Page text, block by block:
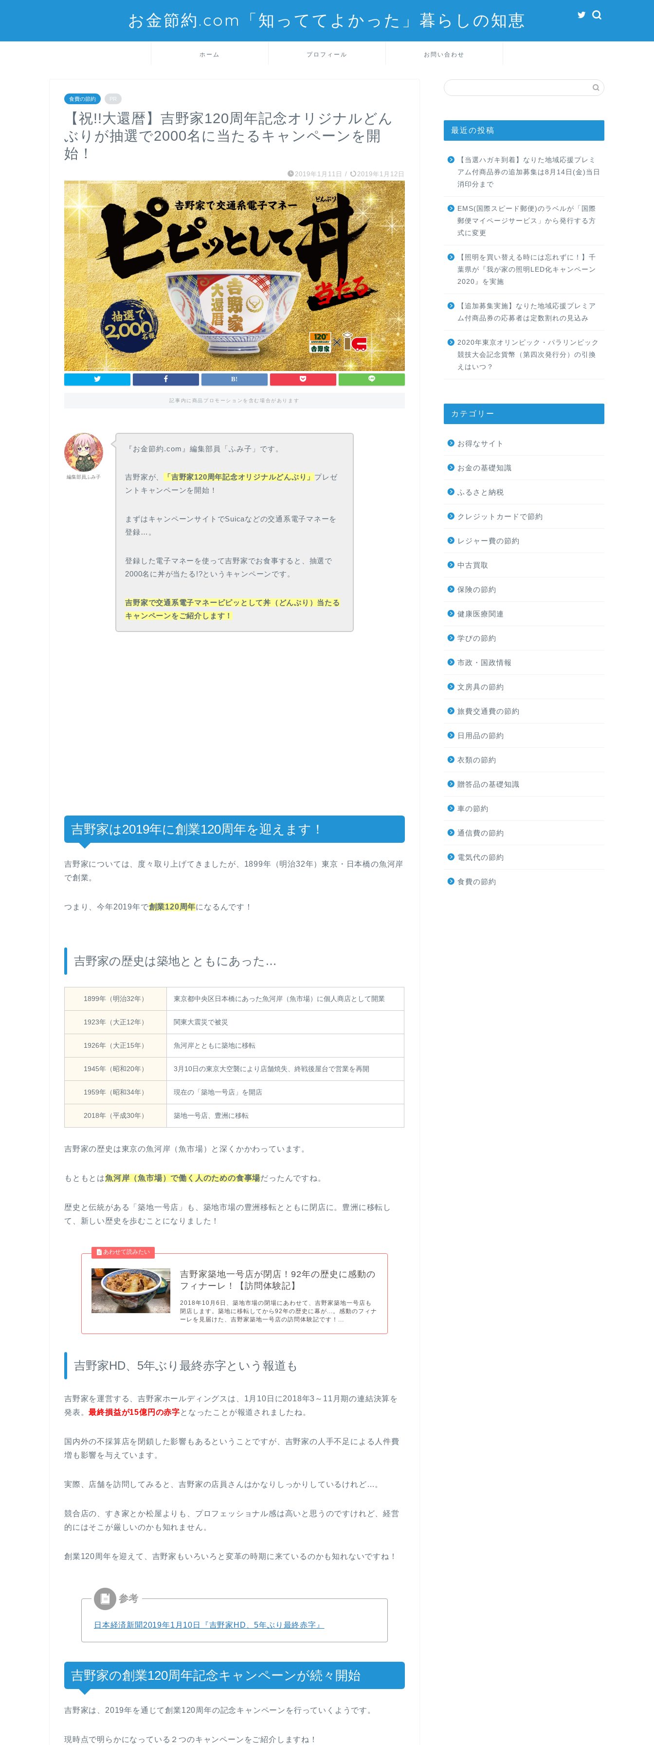
お金節約.com「知っててよかった」暮らしの知恵
ホーム プロフィール お問い合わせ
食費の節約 PR
【祝!!大還暦】吉野家120周年記念オリジナルどん
ぶりが抽選で2000名に当たるキャンペーンを開
始！
2019年1月11日 / 2019年1月12日
記事内に商品プロモーションを含む場合があります
編集部員ふみ子
『お金節約.com』編集部員「ふみ子」です。
吉野家が、 「吉野家120周年記念オリジナルどんぶり」 プレゼ
ントキャンペーンを開始！
まずはキャンペーンサイトでSuicaなどの交通系電子マネーを
登録…。
登録した電子マネーを使って吉野家でお食事すると、抽選で
2000名に丼が当たる!?というキャンペーンです。
吉野家で交通系電子マネーピピッとして丼（どんぶり）当たる
キャンペーンをご紹介します！
吉野家は2019年に創業120周年を迎えます！
吉野家については、度々取り上げてきましたが、1899年（明治32年）東京・日本橋の魚河岸
で創業。
つまり、今年2019年で創業120周年になるんです！
吉野家の歴史は築地とともにあった…
1899年（明治32年） 東京都中央区日本橋にあった魚河岸（魚市場）に個人商店として開業
1923年（大正12年） 関東大震災で被災
1926年（大正15年） 魚河岸とともに築地に移転
1945年（昭和20年） 3月10日の東京大空襲により店舗焼失、終戦後屋台で営業を再開
1959年（昭和34年） 現在の「築地一号店」を開店
2018年（平成30年） 築地一号店、豊洲に移転
吉野家の歴史は東京の魚河岸（魚市場）と深くかかわっています。
もともとは魚河岸（魚市場）で働く人のための食事場だったんですね。
歴史と伝統がある「築地一号店」も、築地市場の豊洲移転とともに閉店に。豊洲に移転し
て、新しい歴史を歩むことになりました！
吉野家築地一号店が閉店！92年の歴史に感動の
フィナーレ！【訪問体験記】
2018年10月6日、築地市場の閉場にあわせて、吉野家築地一号店も
閉店します。築地に移転してから92年の歴史に幕が...。感動のフィナ
ーレを見届けた、吉野家築地一号店の訪問体験記です！...
吉野家HD、5年ぶり最終赤字という報道も
吉野家を運営する、吉野家ホールディングスは、1月10日に2018年3～11月期の連結決算を
発表。最終損益が15億円の赤字 となったことが報道されましたね。
国内外の不採算店を閉鎖した影響もあるということですが、吉野家の人手不足による人件費
増も影響を与えています。
実際、店舗を訪問してみると、吉野家の店員さんはかなりしっかりしているけれど…。
競合店の、すき家とか松屋よりも、プロフェッショナル感は高いと思うのですけれど、経営
的にはそこが厳しいのかも知れません。
創業120周年を迎えて、吉野家もいろいろと変革の時期に来ているのかも知れないですね！
日本経済新聞2019年1月10日『吉野家HD、5年ぶり最終赤字』
吉野家の創業120周年記念キャンペーンが続々開始
吉野家は、2019年を通じて創業120周年の記念キャンペーンを行っていくようです。
現時点で明らかになっている２つのキャンペーンをご紹介しますね！
最近の投稿
【当選ハガキ到着】なりた地域応援プレミ
アム付商品券の追加募集は8月14日(金)当日
消印分まで
EMS(国際スピード郵便)のラベルが「国際
郵便マイページサービス」から発行する方
式に変更
【照明を買い替える時には忘れずに！】千
葉県が『我が家の照明LED化キャンペーン
2020』を実施
【追加募集実施】なりた地域応援プレミア
ム付商品券の応募者は定数割れの見込み
2020年東京オリンピック・パラリンピック
競技大会記念貨幣（第四次発行分）の引換
えはいつ？
カテゴリー
お得なサイト
お金の基礎知識
ふるさと納税
クレジットカードで節約
レジャー費の節約
中古買取
保険の節約
健康医療関連
学びの節約
市政・国政情報
文房具の節約
旅費交通費の節約
日用品の節約
衣類の節約
贈答品の基礎知識
車の節約
通信費の節約
電気代の節約
食費の節約